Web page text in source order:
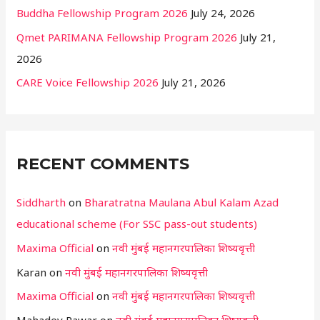
Buddha Fellowship Program 2026 July 24, 2026
Qmet PARIMANA Fellowship Program 2026 July 21,
2026
CARE Voice Fellowship 2026 July 21, 2026
RECENT COMMENTS
Siddharth on Bharatratna Maulana Abul Kalam Azad
educational scheme (For SSC pass-out students)
Maxima Official onनवी मुंबई महानगरपालिका शिष्यवृत्ती
Karan onनवी मुंबई महानगरपालिका शिष्यवृत्ती
Maxima Official onनवी मुंबई महानगरपालिका शिष्यवृत्ती